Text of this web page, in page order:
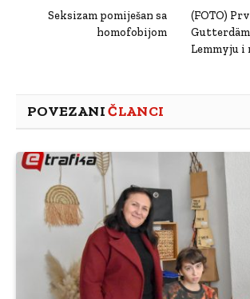
Seksizam pomiješan sa
homofobijom
(FOTO)
Lemmyju
POVEZANIČLANCI